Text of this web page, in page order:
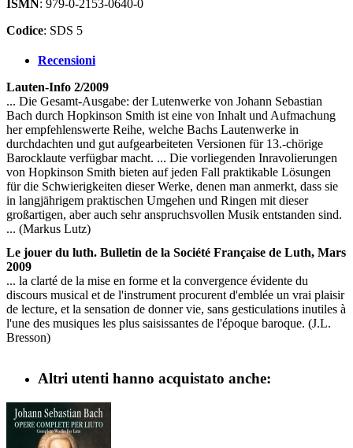
ISMN : 979-0-2153-0640-0
Codice: SDS 5
Recensioni
Lauten-Info 2/2009
... Die Gesamt-Ausgabe: der Lutenwerke von Johann Sebastian
Bach durch Hopkinson Smith ist eine von Inhalt und Aufmachung
her empfehlenswerte Reihe, welche Bachs Lautenwerke in
durchdachten und gut aufgearbeiteten Versionen für 13.-chörige
Barocklaute verfügbar macht. ... Die vorliegenden Inravolierungen
von Hopkinson Smith bieten auf jeden Fall praktikable Lösungen
für die Schwierigkeiten dieser Werke, denen man anmerkt, dass sie
in langjährigem praktischen Umgehen und Ringen mit dieser
großartigen, aber auch sehr anspruchsvollen Musik entstanden sind.
... (Markus Lutz)
Le jouer du luth. Bulletin de la Société Française de Luth, Mars
2009
... la clarté de la mise en forme et la convergence évidente du
discours musical et de l'instrument procurent d'emblée un vrai plaisir
de lecture, et la sensation de donner vie, sans gesticulations inutiles à
l'une des musiques les plus saisissantes de l'époque baroque. (J.L.
Bresson)
Altri utenti hanno acquistato anche: